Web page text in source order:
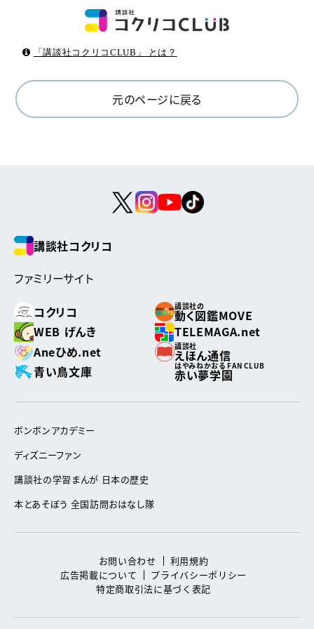
「講談社コクリコCLUB」 とは？
元のページに戻る
講談社コクリコ
ファミリーサイト
コクリコ
講談社の
動く図鑑MOVE
WEB げんき
TELEMAGA.net
Aneひめ.net
講談社
えほん通信
青い鳥文庫
はやみねかおる FAN CLUB
赤い夢学園
ボンボンアカデミー
ディズニーファン
講談社の学習まんが 日本の歴史
本とあそぼう 全国訪問おはなし隊
お問い合わせ
利用規約
広告掲載について
プライバシーポリシー
特定商取引法に基づく表記